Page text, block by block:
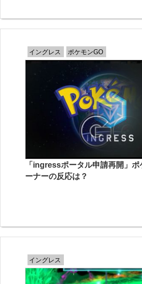
イングレス ポケモンGO
「ingressポータル申請再開」ポ
ーナーの反応は？
イングレス